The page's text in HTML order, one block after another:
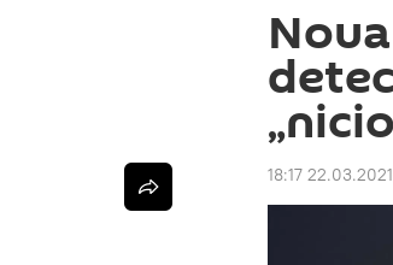
18:17 22.03.2021